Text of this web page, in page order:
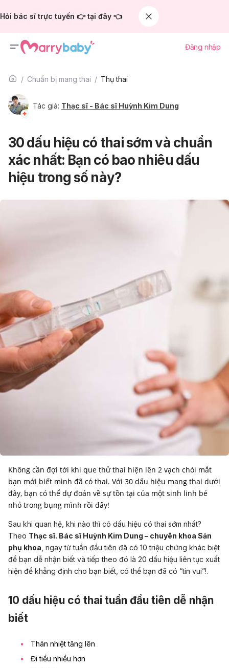
Hỏi bác sĩ trực tuyến 👉 tại đây 👈
Đăng nhập
Chuẩn bị mang thai Thụ thai
Tác giả: Thạc sĩ - Bác sĩ Huỳnh Kim Dung
30 dấu hiệu có thai sớm và chuẩn
xác nhất: Bạn có bao nhiêu dấu
hiệu trong số này?
Không cần đợi tới khi que thử thai hiện lên 2 vạch chói mắt
bạn mới biết mình đã có thai. Với 30 dấu hiệu mang thai dưới
đây, bạn có thể dự đoán về sự tồn tại của một sinh linh bé
nhỏ trong bụng mình rồi đấy!
Sau khi quan hệ, khi nào thì có dấu hiệu có thai sớm nhất?
Theo Thạc sĩ. Bác sĩ Huỳnh Kim Dung – chuyên khoa Sản
phụ khoa , ngay từ tuần đầu tiên đã có 10 triệu chứng khác biệt
để bạn dễ nhận biết và tiếp theo đó là 20 dấu hiệu liên tục xuất
hiện để khẳng định cho bạn biết, có thể bạn đã có “tin vui”!.
10 dấu hiệu có thai tuần đầu tiên dễ nhận
biết
Thân nhiệt tăng lên
Đi tiểu nhiều hơn